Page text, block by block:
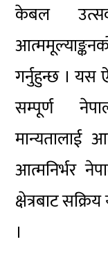
केबल
गर्नुहुन्छ । यस
सम्पूर्ण
मान्यतालाई
आत्मनिर्भर
क्षेत्रबाट
।